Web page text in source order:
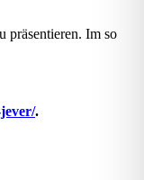
präsentieren. Im so
.